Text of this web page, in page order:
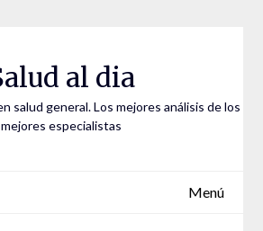
al dia
salud general. Los mejores análisis de los
mejores especialistas
Menú